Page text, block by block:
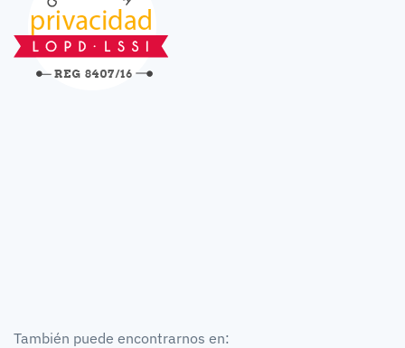
También puede encontrarnos en: